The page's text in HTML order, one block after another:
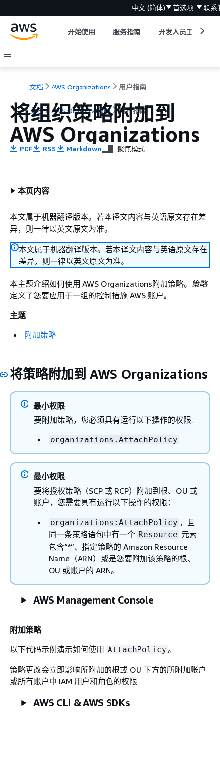
中文 (简体) 首选项 联系
开始使用 服务指南 开发人员工具
文档 AWS Organizations 用户指南
文档 AWS Organizations 用户指南
将组织策略附加到
AWS Organizations
PDF RSS Markdown 聚焦模式
本页内容
本文属于机器翻译版本。若本译文内容与英语原文存在差
异，则一律以英文原文为准。
本文属于机器翻译版本。若本译文内容与英语原文存在
差异，则一律以英文原文为准。
本主题介绍如何使用 AWS Organizations附加策略。 策略
定义了您要应用于一组的控制措施 AWS 账户。
主题
附加策略
将策略附加到 AWS Organizations
最小权限
要附加策略，您必须具有运行以下操作的权限：
organizations:AttachPolicy
最小权限
要将授权策略（SCP 或 RCP）附加到根、OU 或
账户，您需要具有运行以下操作的权限：
organizations:AttachPolicy ，且
同一条策略语句中有一个 Resource 元素
包含“*”、指定策略的 Amazon Resource
Name（ARN）或是您要附加该策略的根、
OU 或账户的 ARN。
AWS Management Console
附加策略
以下代码示例演示如何使用 AttachPolicy 。
策略更改会立即影响所附加的根或 OU 下方的所附加账户
或所有账户中 IAM 用户和角色的权限
AWS CLI & AWS SDKs